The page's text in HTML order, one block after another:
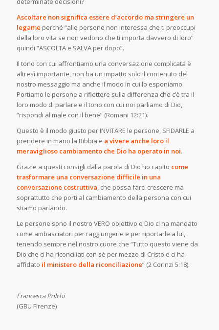
Ascoltare non significa essere d’accordo ma stringere un
legame perché “alle persone non interessa che ti preoccupi
della loro vita se non vedono che ti importa davvero di loro”
quindi “ASCOLTA e SALVA per dopo”.
Il tono con cui affrontiamo una conversazione complicata è
altresì importante, non ha un impatto solo il contenuto del
nostro messaggio ma anche il modo in cui lo esponiamo.
Portiamo le persone a riflettere sulla differenza che c’è tra il
loro modo di parlare e il tono con cui noi parliamo di Dio,
“rispondi al male con il bene” (Romani 12:21).
Questo è il modo giusto per INVITARE le persone, SFIDARLE a
prendere in mano la Bibbia e a vivere anche loro il
meraviglioso cambiamento che Dio ha operato in noi.
Grazie a questi consigli dalla parola di Dio ho capito come
trasformare una conversazione difficile in una
conversazione costruttiva, che possa farci crescere ma
soprattutto che porti al cambiamento della persona con cui
stiamo parlando.
Le persone sono il nostro VERO obiettivo e Dio ci ha mandato
come ambasciatori per raggiungerle e per riportarle a lui,
tenendo sempre nel nostro cuore che “Tutto questo viene da
Dio che ci ha riconciliati con sé per mezzo di Cristo e ci ha
affidato il ministero della riconciliazione” (2 Corinzi 5:18).
Francesca Polchi
(GBU Firenze)